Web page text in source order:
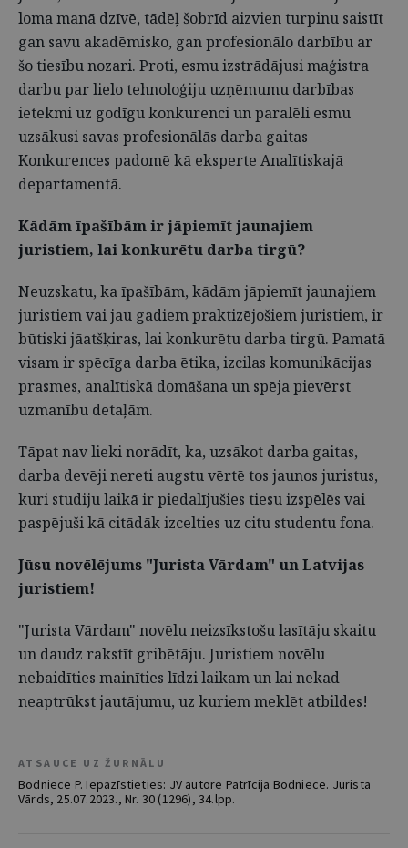
loma manā dzīvē, tādēļ šobrīd aizvien turpinu saistīt
gan savu akadēmisko, gan profesionālo darbību ar
šo tiesību nozari. Proti, esmu izstrādājusi maģistra
darbu par lielo tehnoloģiju uzņēmumu darbības
ietekmi uz godīgu konkurenci un paralēli esmu
uzsākusi savas profesionālās darba gaitas
Konkurences padomē kā eksperte Analītiskajā
departamentā.
Kādām īpašībām ir jāpiemīt jaunajiem
juristiem, lai konkurētu darba tirgū?
Neuzskatu, ka īpašībām, kādām jāpiemīt jaunajiem
juristiem vai jau gadiem praktizējošiem juristiem, ir
būtiski jāatšķiras, lai konkurētu darba tirgū. Pamatā
visam ir spēcīga darba ētika, izcilas komunikācijas
prasmes, analītiskā domāšana un spēja pievērst
uzmanību detaļām.
Tāpat nav lieki norādīt, ka, uzsākot darba gaitas,
darba devēji nereti augstu vērtē tos jaunos juristus,
kuri studiju laikā ir piedalījušies tiesu izspēlēs vai
paspējuši kā citādāk izcelties uz citu studentu fona.
Jūsu novēlējums "Jurista Vārdam" un Latvijas
juristiem!
"Jurista Vārdam" novēlu neizsīkstošu lasītāju skaitu
un daudz rakstīt gribētāju. Juristiem novēlu
nebaidīties mainīties līdzi laikam un lai nekad
neaptrūkst jautājumu, uz kuriem meklēt atbildes!
ATSAUCE UZ ŽURNĀLU
Bodniece P. Iepazīstieties: JV autore Patrīcija Bodniece. Jurista
Vārds, 25.07.2023., Nr. 30 (1296), 34.lpp.